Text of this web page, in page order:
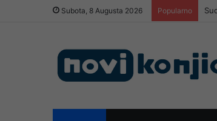
Subota, 8 Augusta 2026 Popularno